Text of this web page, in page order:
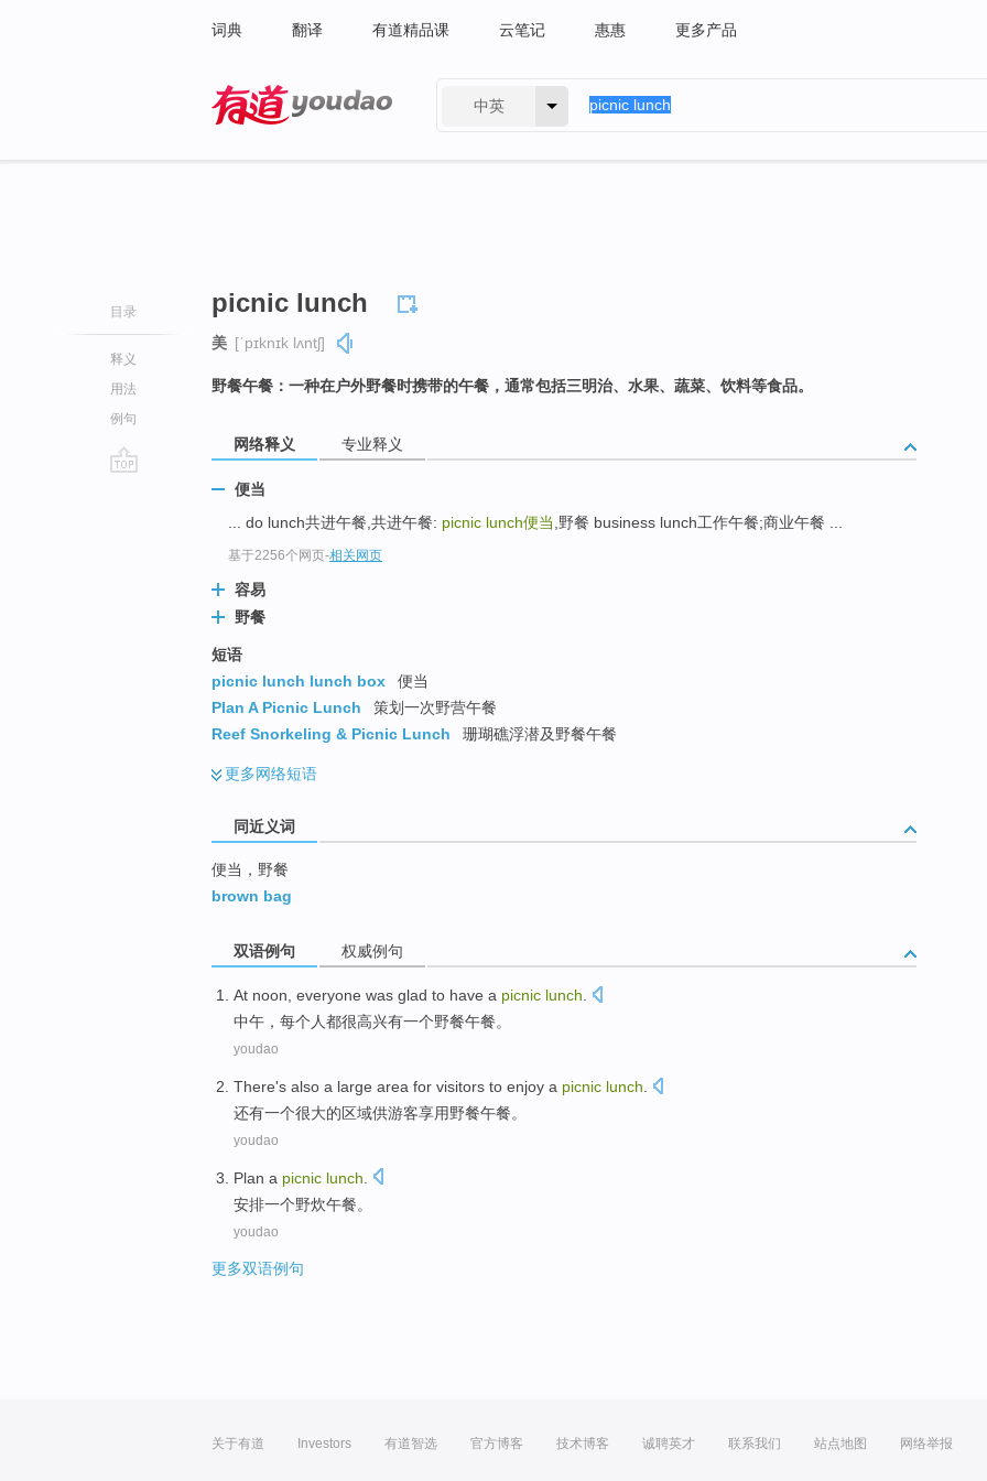
词典 翻译 有道精品课 云笔记 惠惠 更多产品
中英
目录
释义
用法
例句
picnic lunch
美 [ˈpɪknɪk lʌntʃ]
野餐午餐：一种在户外野餐时携带的午餐，通常包括三明治、水果、蔬菜、饮料等食品。
网络释义 专业释义
便当
... do lunch共进午餐,共进午餐: picnic lunch便当 ,野餐 business lunch工作午餐;商业午餐 ...
基于2256个网页-相关网页
容易
野餐
短语
picnic lunch lunch box
便当
Plan A Picnic Lunch
策划一次野营午餐
Reef Snorkeling & Picnic Lunch
珊瑚礁浮潜及野餐午餐
更多网络短语
同近义词
便当，野餐
brown bag
双语例句 权威例句
At noon everyone was glad to have a picnic lunch
中午 ， 每个人都很高兴有一个野餐午餐。
youdao
There's also a large area for visitors to enjoy a picnic lunch
还有一个很大的区域供游客享用野餐午餐。
youdao
Plan a picnic lunch
安排一个野炊午餐。
youdao
更多双语例句
关于有道 Investors 有道智选 官方博客 技术博客 诚聘英才 联系我们 站点地图 网络举报